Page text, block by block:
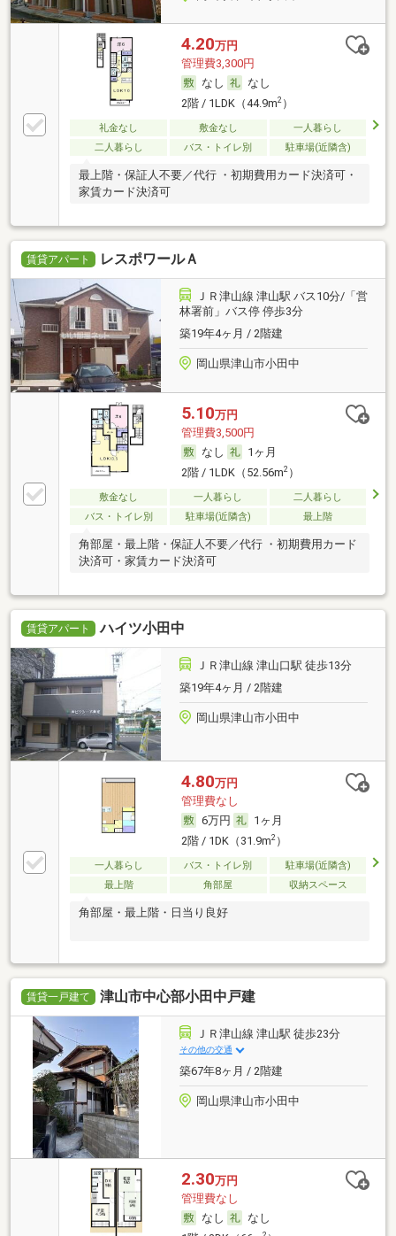
4.20万円
管理費3,300円
なし
なし
2階 / 1LDK（44.9m2）
礼金なし 敷金なし
一人暮らし
二人暮らし
バス・トイレ別 駐車場(近隣含)
最上階・保証人不要／代行 ・初期費用カード決済可・
家賃カード決済可
賃貸アパート レスポワールＡ
ＪＲ津山線 津山駅 バス10分/「営
林署前」バス停 停歩3分
築19年4ヶ月 / 2階建
岡山県津山市小田中
5.10万円
管理費3,500円
なし
1ヶ月
2階 / 1LDK（52.56m2）
敷金なし 一人暮らし
二人暮らし
バス・トイレ別
駐車場(近隣含) 最上階
角部屋・最上階・保証人不要／代行 ・初期費用カード
決済可・家賃カード決済可
賃貸アパート ハイツ小田中
ＪＲ津山線 津山口駅 徒歩13分
築19年4ヶ月 / 2階建
岡山県津山市小田中
4.80万円
管理費なし
6万円
1ヶ月
2階 / 1DK（31.9m2）
一人暮らし バス・トイレ別
駐車場(近隣含)
最上階
角部屋 収納スペース
角部屋・最上階・日当り良好
賃貸一戸建て 津山市中心部小田中戸建
ＪＲ津山線 津山駅 徒歩23分
その他の交通
築67年8ヶ月 / 2階建
岡山県津山市小田中
2.30万円
管理費なし
なし
なし